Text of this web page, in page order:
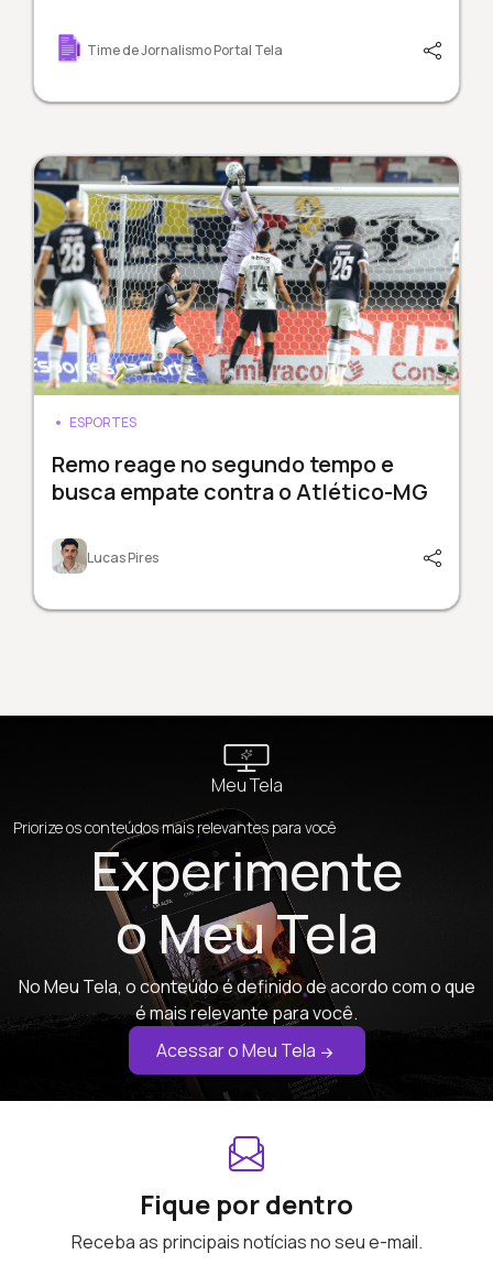
Time de Jornalismo Portal Tela
ESPORTES
Remo reage no segundo tempo e
busca empate contra o Atlético-MG
Lucas Pires
Meu Tela
Priorize os conteúdos mais relevantes para você
Experimente
o Meu Tela
No Meu Tela, o conteúdo é definido de acordo com o que
é mais relevante para você.
Acessar o Meu Tela
Fique por dentro
Receba as principais notícias no seu e-mail.